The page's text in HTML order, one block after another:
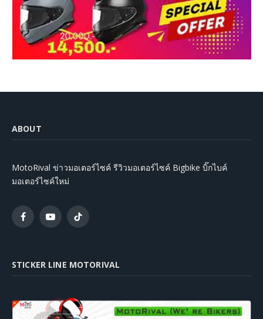
ABOUT
MotoRival ข่าวมอเตอร์ไซค์ รีวิวมอเตอร์ไซค์ Bigbike บิ๊กไบค์
มอเตอร์ไซค์ใหม่
FacebookYouTubeTikTok
STICKER LINE MOTORIVAL